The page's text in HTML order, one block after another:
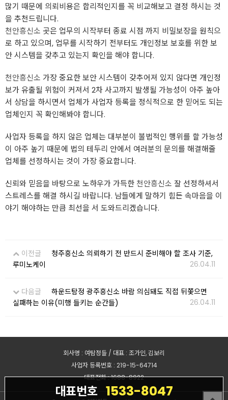
많기 때문에 의뢰비용은 합리적인지를 꼭 비교해보고 결정 하시는 것
을 추천드립니다.
천안흥신소 곳은 업무의 시작부터 종료 시점 까지 비밀보장을 원칙으
로 하고 있으며, 업무를 시작하기 전부터도 개인정보 보호를 위한 보
안 시스템을 갖추고 있는지 확인을 해야 합니다.
천안흥신소 가장 중요한 보안 시스템이 갖추어져 있지 않다면 개인정
보가 유출될 위험이 커져서 2차 사고까지 발생될 가능성이 아주 높아
서 상담을 하시면서 업체가 사업자 등록을 정식적으로 한 믿어도 되는
업체인지 꼭 확인해봐야 합니다.
사업자 등록을 하지 않은 업체는 대부분이 불법적인 행위를 할 가능성
이 아주 높기 때문에 법의 테두리 안에서 여러분의 문의를 해결해줄
업체를 선정하시는 것이 가장 중요합니다.
신뢰와 믿음을 바탕으로 노하우가 가득한 천안흥신소 잘 선정하셔서
스트레스를 해결 하시길 바랍니다. 남들에게 말하기 힘든 속마음을 이
야기 해야하는 만큼 최선을 서 도와드리겠습니다.
이전글
청주흥신소 의뢰하기 전 반드시 준비해야 할 조사 기준,
루미노케이
26.04.11
다음글
하운드탐정 광주흥신소 바람 의심돼도 직접 뒤쫓으면
실패하는 이유(미행 들키는 순간들)
26.04.11
대표번호 1533-8047
회사명 : 여탐정들 / 대표 : 조가인, 김보리
사업자 등록번호 : 219-15-64714
대표전화 : 1688-8922